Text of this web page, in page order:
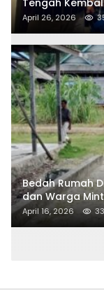
April 26, 2026
Bedah Rumah
dan Warga
April 16, 2026